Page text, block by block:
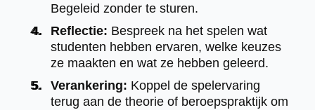
Begeleid zonder te sturen.
Reflectie: Bespreek na het spelen wat
studenten hebben ervaren, welke keuzes
ze maakten en wat ze hebben geleerd.
Verankering: Koppel de spelervaring
terug aan de theorie of beroepspraktijk om